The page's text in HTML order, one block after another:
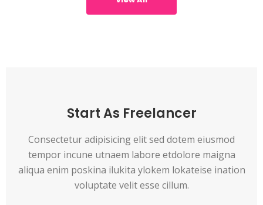
Start As Freelancer
Consectetur adipisicing elit sed dotem eiusmod
tempor incune utnaem labore etdolore maigna
aliqua enim poskina ilukita ylokem lokateise ination
voluptate velit esse cillum.